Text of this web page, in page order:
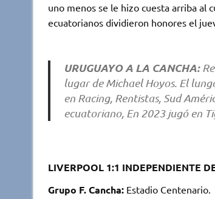
uno menos se le hizo cuesta arriba al
ecuatorianos dividieron honores el
URUGUAYO A LA CANCHA:
lugar de Michael Hoyos. El
en Racing, Rentistas, Sud
ecuatoriano, En 2023 jugó en
LIVERPOOL 1:1 INDEPENDIENTE
Grupo F. Cancha:Estadio Centenario.